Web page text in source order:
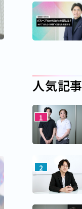
人気記事
1
2